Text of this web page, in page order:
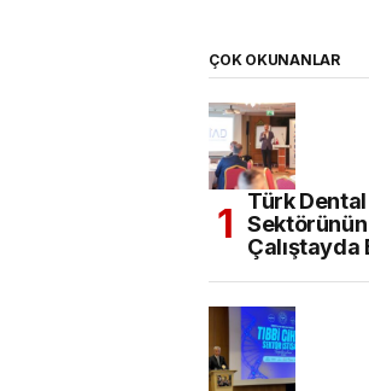
ÇOK OKUNANLAR
Türk
Çalıştayda